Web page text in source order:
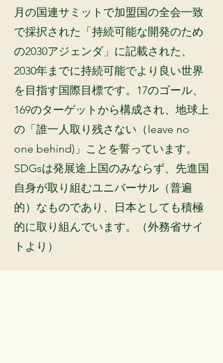
月の国連サミットで加盟国の全会一致
で採択された「持続可能な開発のため
の2030アジェンダ」に記載された、
2030年までに持続可能でより良い世界
を目指す国際目標です。17のゴール、
169のターゲットから構成され、地球上
の「誰一人取り残さない（leave no
one behind)」ことを誓っています。
SDGsは発展途上国のみならず、先進国
自身が取り組むユニバーサル（普遍
的）なものであり、日本としても積極
的に取り組んでいます。（外務省サイ
トより）